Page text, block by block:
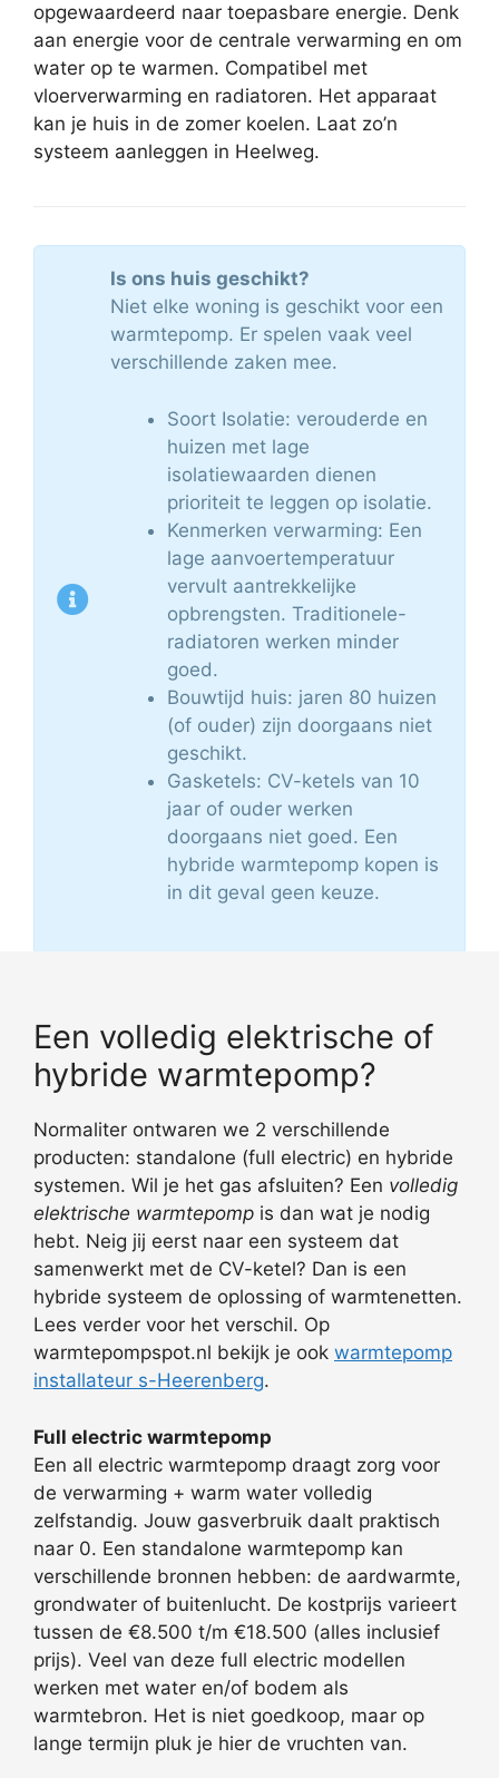
opgewaardeerd naar toepasbare energie. Denk
aan energie voor de centrale verwarming en om
water op te warmen. Compatibel met
vloerverwarming en radiatoren. Het apparaat
kan je huis in de zomer koelen. Laat zo’n
systeem aanleggen in Heelweg.
Is ons huis geschikt?
Niet elke woning is geschikt voor een
warmtepomp. Er spelen vaak veel
verschillende zaken mee.
Soort Isolatie: verouderde en
huizen met lage
isolatiewaarden dienen
prioriteit te leggen op isolatie.
Kenmerken verwarming: Een
lage aanvoertemperatuur
vervult aantrekkelijke
opbrengsten. Traditionele-
radiatoren werken minder
goed.
Bouwtijd huis: jaren 80 huizen
(of ouder) zijn doorgaans niet
geschikt.
Gasketels: CV-ketels van 10
jaar of ouder werken
doorgaans niet goed. Een
hybride warmtepomp kopen is
in dit geval geen keuze.
Een volledig elektrische of
hybride warmtepomp?
Normaliter ontwaren we 2 verschillende
producten: standalone (full electric) en hybride
systemen. Wil je het gas afsluiten? Een volledig
elektrische warmtepomp is dan wat je nodig
hebt. Neig jij eerst naar een systeem dat
samenwerkt met de CV-ketel? Dan is een
hybride systeem de oplossing of warmtenetten.
Lees verder voor het verschil. Op
warmtepompspot.nl bekijk je ook warmtepomp
installateur s-Heerenberg.
Full electric warmtepomp
Een all electric warmtepomp draagt zorg voor
de verwarming + warm water volledig
zelfstandig. Jouw gasverbruik daalt praktisch
naar 0. Een standalone warmtepomp kan
verschillende bronnen hebben: de aardwarmte,
grondwater of buitenlucht. De kostprijs varieert
tussen de €8.500 t/m €18.500 (alles inclusief
prijs). Veel van deze full electric modellen
werken met water en/of bodem als
warmtebron. Het is niet goedkoop, maar op
lange termijn pluk je hier de vruchten van.